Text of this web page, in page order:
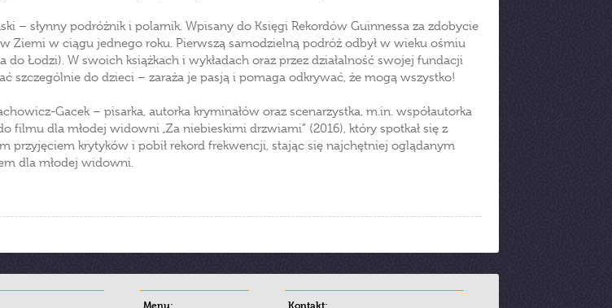
– słynny podróżnik i polarnik. Wpisany do Księgi Rekordów Guinnessa za zdobycie
Ziemi w ciągu jednego roku. Pierwszą samodzielną podróż odbył w wieku ośmiu
do Łodzi). W swoich książkach i wykładach oraz przez działalność swojej fundacji
szczególnie do dzieci – zaraża je pasją i pomaga odkrywać, że mogą wszystko!
Gacek – pisarka, autorka kryminałów oraz scenarzystka, m.in. współautorka
filmu dla młodej widowni „Za niebieskimi drzwiami” (2016), który spotkał się z
przyjęciem krytyków i pobił rekord frekwencji, stając się najchętniej oglądanym
dla młodej widowni.
Menu: Kontakt: